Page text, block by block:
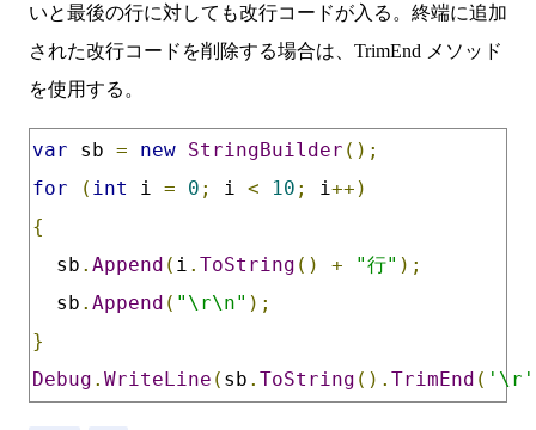
いと最後の行に対しても改行コードが入る。終端に追加
された改行コードを削除する場合は、TrimEnd メソッド
を使用する。
var sb = new StringBuilder ();
for
( int i = 0 ; i < 10 ; i++)
{
  sb
. Append ( i . ToString () + "行" );
  sb
. Append ( "\r\n" );
}
Debug . WriteLine ( sb . ToString (). TrimEnd ( '\r'